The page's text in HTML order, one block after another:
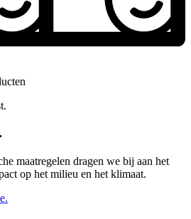
maatregelen dragen we bij aan het
op het milieu en het klimaat.